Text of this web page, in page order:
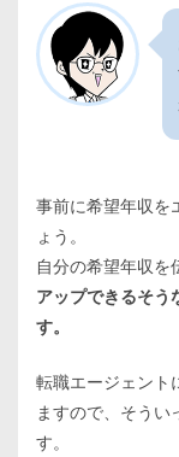
事前に希望年収を
ょう。
自分の希望年収を
アップできるそう
す。
転職エージェント
ますので、そうい
す。